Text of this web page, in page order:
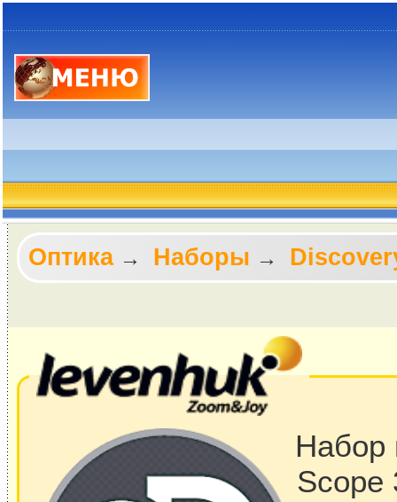
Оптика→ Наборы →
Набор
Scope